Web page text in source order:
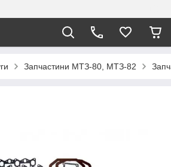
Запчастини МТЗ-80, МТЗ-82